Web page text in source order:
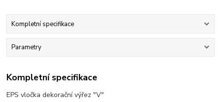
Kompletní specifikace
Parametry
Kompletní specifikace
EPS vločka dekorační výřez "V"